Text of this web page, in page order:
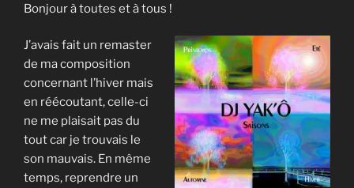
Bonjour à toutes et à tous !
J’avais fait un remaster
de ma composition
concernant l’hiver mais
en réécoutant, celle-ci
ne me plaisait pas du
tout car je trouvais le
son mauvais. En même
temps, reprendre un